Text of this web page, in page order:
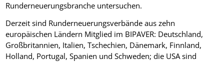
Runderneuerungsbranche untersuchen.
Derzeit sind Runderneuerungsverbände aus zehn
europäischen Ländern Mitglied im BIPAVER: Deutschland,
Großbritannien, Italien, Tschechien, Dänemark, Finnland,
Holland, Portugal, Spanien und Schweden; die USA sind